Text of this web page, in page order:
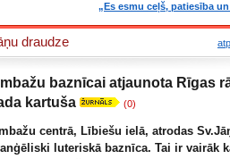
„Es esmu ceļš, patiesība
draudze
baznīcai atjaunota Rīgas
kartuša
(0)
centrā, Lībiešu ielā, atrodas
luteriskā baznīca. Tai ir vairāk